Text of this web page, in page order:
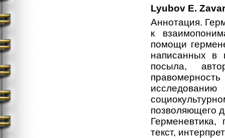
Lyubov E.
Аннотация.
к
помощи
написанных в
посыла,
исследованию
позволяющего
Герменевтика,
текст,